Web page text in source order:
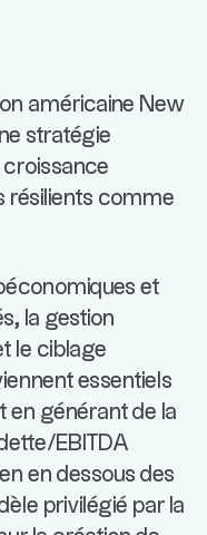
américaine New
stratégie
résilients comme
et
la gestion
le ciblage
essentiels
en générant de la
EBITDA
en dessous des
privilégié par la